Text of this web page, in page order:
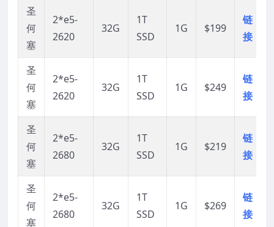
圣
何
塞
2*e5-
2620
32G
1T
SSD
1G $199
链
接
圣
何
塞
2*e5-
2620
32G
1T
SSD
1G $249
链
接
圣
何
塞
2*e5-
2680
32G
1T
SSD
1G $219
链
接
圣
何
塞
2*e5-
2680
32G
1T
SSD
1G $269
链
接